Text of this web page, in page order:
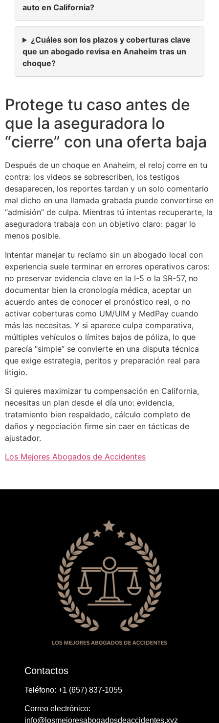
auto en California?
¿Cuáles son los plazos y coberturas clave
que un abogado revisa en Anaheim tras un
choque?
Protege tu caso antes de
que la aseguradora lo
“cierre” con una oferta baja
Después de un choque en Anaheim, el reloj corre en tu
contra: los videos se sobrescriben, los testigos
desaparecen, los reportes tardan y un solo comentario
mal dicho en una llamada grabada puede convertirse en
“admisión” de culpa. Mientras tú intentas recuperarte, la
aseguradora trabaja con un objetivo claro: pagar lo
menos posible.
Intentar manejar tu reclamo sin un abogado local con
experiencia suele terminar en errores operativos caros:
no preservar evidencia clave en la I-5 o la SR-57, no
documentar bien la cronología médica, aceptar un
acuerdo antes de conocer el pronóstico real, o no
activar coberturas como UM/UIM y MedPay cuando
más las necesitas. Y si aparece culpa comparativa,
múltiples vehículos o límites bajos de póliza, lo que
parecía “simple” se convierte en una disputa técnica
que exige estrategia, peritos y preparación real para
litigio.
Si quieres maximizar tu compensación en California,
necesitas un plan desde el día uno: evidencia,
tratamiento bien respaldado, cálculo completo de
daños y negociación firme sin caer en tácticas de
ajustador.
Los Mejores Abogados de Accidentes
Contactos
Teléfono: ​+1 ​​(657) 837-1055
Correo electrónico:
info@losmejoresabogadosdeaccidentes.xyz